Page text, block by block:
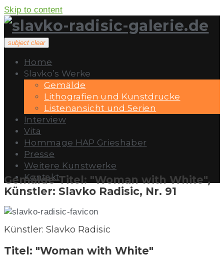
Skip to content
subject clear
Home
Slavko’s Werke
Gemälde
Lithografien und Kunstdrucke
Listenansicht und Serien
Interview
Vita
Hommage HAP Grieshaber
Presse
Weitere Kunstwerke
Kontakt
Gemälde-Titel: "Woman with White",
Künstler: Slavko Radisic, Nr. 91
Künstler: Slavko Radisic
Titel: "Woman with White"